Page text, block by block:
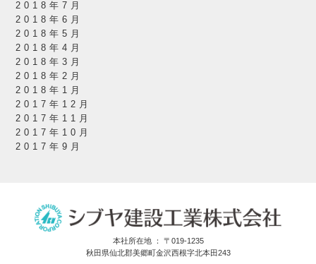
2018年7月
2018年6月
2018年5月
2018年4月
2018年3月
2018年2月
2018年1月
2017年12月
2017年11月
2017年10月
2017年9月
本社所在地 ： 〒019-1235
秋田県仙北郡美郷町金沢西根字北本田243